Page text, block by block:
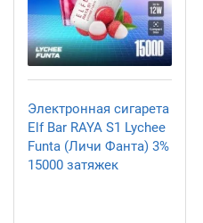
Электронная сигарета
Elf Bar RAYA S1 Lychee
Funta (Личи Фанта) 3%
15000 затяжек